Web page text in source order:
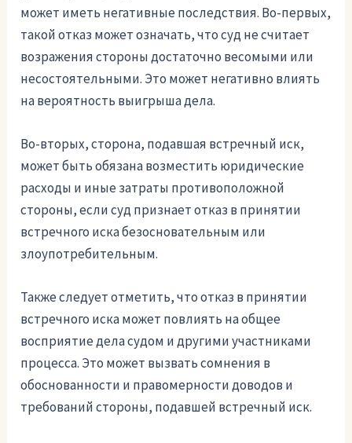
может иметь негативные последствия. Во-первых,
такой отказ может означать, что суд не считает
возражения стороны достаточно весомыми или
несостоятельными. Это может негативно влиять
на вероятность выигрыша дела.
Во-вторых, сторона, подавшая встречный иск,
может быть обязана возместить юридические
расходы и иные затраты противоположной
стороны, если суд признает отказ в принятии
встречного иска безосновательным или
злоупотребительным.
Также следует отметить, что отказ в принятии
встречного иска может повлиять на общее
восприятие дела судом и другими участниками
процесса. Это может вызвать сомнения в
обоснованности и правомерности доводов и
требований стороны, подавшей встречный иск.